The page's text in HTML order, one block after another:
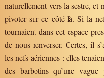
naturellement vers la sestre, et
pivoter sur ce côté-là. Si la
tournaient dans cet espace
de nous renverser. Certes, il
les nefs aériennes : elles
des barbotins qu’une